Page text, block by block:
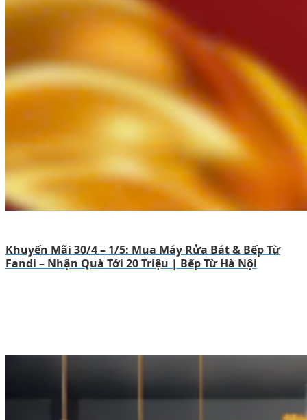
Khuyến Mãi 30/4 – 1/5: Mua Máy Rửa Bát & Bếp Từ
Fandi – Nhận Quà Tới 20 Triệu | Bếp Từ Hà Nội